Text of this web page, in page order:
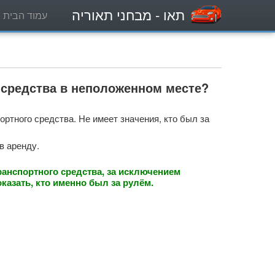
תאו - מבחני תאוריה עמוד הבית
в неположенном месте?
средства. Не имеет значения, кто был за
аренду.
средства, за исключением
кто именно был за рулём.